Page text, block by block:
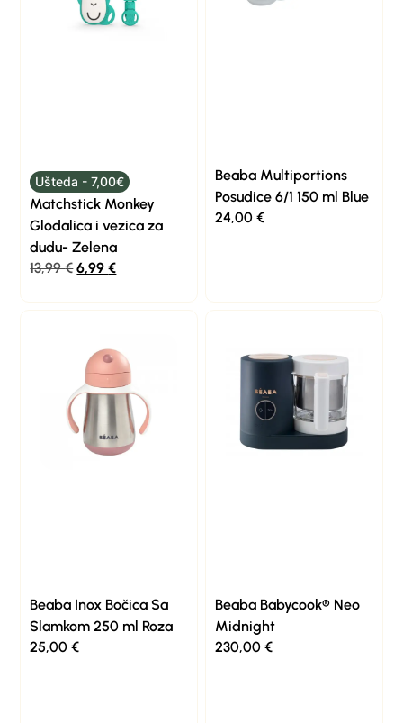
Ušteda - 7,00€
Matchstick Monkey
Glodalica i vezica za
dudu- Zelena
13,99€ 6,99€
Beaba Multiportions
Posudice 6/1 150 ml Blue
24,00 €
Beaba Inox Bočica Sa
Slamkom 250 ml Roza
25,00€
Beaba Babycook® Neo
Midnight
230,00 €